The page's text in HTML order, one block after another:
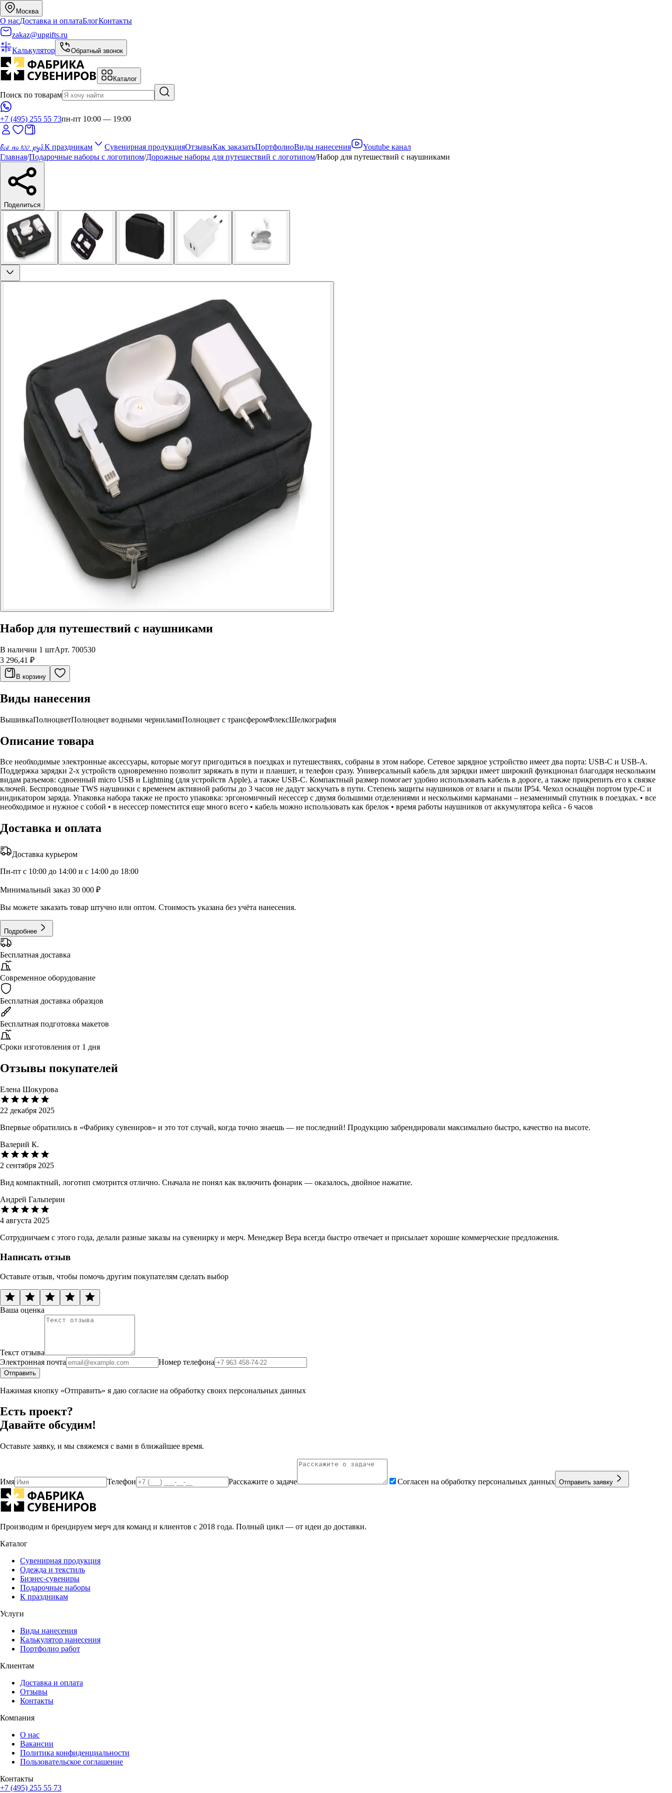
Москва
О насДоставка и оплатаБлогКонтакты
zakaz@upgifts.ru
Калькулятор
Обратный звонок
Каталог
Поиск по товарам
+7 (495) 255 55 73пн-пт 10:00 — 19:00
всё по 100 руб.К праздникам Сувенирная продукцияОтзывыКак заказатьПортфолиоВиды нанесения
Youtube канал
Главная/Подарочные наборы с логотипом/Дорожные наборы для путешествий с логотипом/Набор для путешествий с наушниками
Поделиться
Набор для путешествий с наушниками
В наличии 1 штАрт. 700530
3 296,41 ₽
В корзину
Виды нанесения
ВышивкаПолноцветПолноцвет водными черниламиПолноцвет с трансферомФлексШелкография
Описание товара
Все необходимые электронные аксессуары, которые могут пригодиться в поездках и путешествиях, собраны в этом наборе. Сетевое зарядное устройство имеет два порта: USB-C и USB-A.
Поддержка зарядки 2-х устройств одновременно позволит заряжать в пути и планшет, и телефон сразу. Универсальный кабель для зарядки имеет широкий функционал благодаря нескольким
видам разъемов: сдвоенный micro USB и Lightning (для устройств Apple), а также USB-C. Компактный размер помогает удобно использовать кабель в дороге, а также прикрепить его к связке
ключей. Беспроводные TWS наушники с временем активной работы до 3 часов не дадут заскучать в пути. Степень защиты наушников от влаги и пыли IP54. Чехол оснащён портом type-C и
индикатором заряда. Упаковка набора также не просто упаковка: эргономичный несессер с двумя большими отделениями и несколькими карманами – незаменимый спутник в поездках. • все
необходимое и нужное с собой • в несессер поместится еще много всего • кабель можно использовать как брелок • время работы наушников от аккумулятора кейса - 6 часов
Доставка и оплата
Доставка курьером
Пн-пт с 10:00 до 14:00 и с 14:00 до 18:00
Минимальный заказ 30 000 ₽
Вы можете заказать товар штучно или оптом. Стоимость указана без учёта нанесения.
Подробнее
Бесплатная доставка
Современное оборудование
Бесплатная доставка образцов
Бесплатная подготовка макетов
Сроки изготовления от 1 дня
Отзывы покупателей
Елена Шокурова
22 декабря 2025
Впервые обратились в «Фабрику сувениров» и это тот случай, когда точно знаешь — не последний! Продукцию забрендировали максимально быстро, качество на высоте.
Валерий К.
2 сентября 2025
Вид компактный, логотип смотрится отлично. Сначала не понял как включить фонарик — оказалось, двойное нажатие.
Андрей Гальперин
4 августа 2025
Сотрудничаем с этого года, делали разные заказы на сувенирку и мерч. Менеджер Вера всегда быстро отвечает и присылает хорошие коммерческие предложения.
Написать отзыв
Оставьте отзыв, чтобы помочь другим покупателям сделать выбор
Ваша оценка
Текст отзыва
Электронная почта
Номер телефона
Отправить
Нажимая кнопку «Отправить» я даю согласие на обработку своих персональных данных
Есть проект?
Давайте обсудим!
Оставьте заявку, и мы свяжемся с вами в ближайшее время.
Имя Телефон Расскажите о задаче Согласен на обработку персональных данных Отправить заявку
Производим и брендируем мерч для команд и клиентов с 2018 года. Полный цикл — от идеи до доставки.
Каталог
Сувенирная продукция
Одежда и текстиль
Бизнес-сувениры
Подарочные наборы
К праздникам
Услуги
Виды нанесения
Калькулятор нанесения
Портфолио работ
Клиентам
Доставка и оплата
Отзывы
Контакты
Компания
О нас
Вакансии
Политика конфиденциальности
Пользовательское соглашение
Контакты
+7 (495) 255 55 73